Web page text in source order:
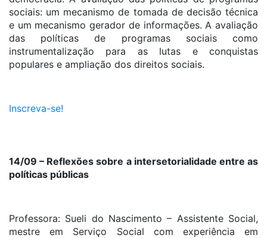
sociais: um mecanismo de tomada de decisão técnica
e um mecanismo gerador de informações. A avaliação
das políticas de programas sociais como
instrumentalização para as lutas e conquistas
populares e ampliação dos direitos sociais.
Inscreva-se!
14/09 – Reflexões sobre a intersetorialidade entre as
políticas públicas
Professora: Sueli do Nascimento – Assistente Social,
mestre em Serviço Social com experiência em